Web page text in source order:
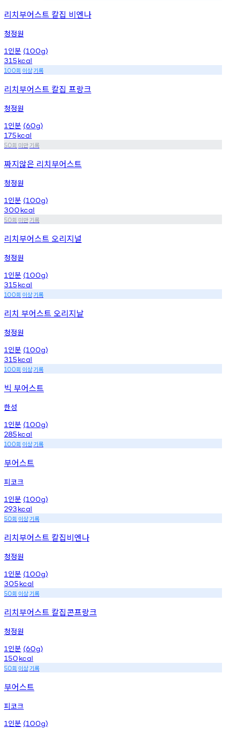
리치부어스트 칼집 비엔나
청정원
1 인분 (100g)
315kcal
100회 이상기록
리치부어스트 칼집 프랑크
청정원
1 인분 (60g)
175kcal
50회 미만기록
짜지않은 리치부어스트
청정원
1 인분 (100g)
300kcal
50회 미만기록
리치부어스트 오리지널
청정원
1 인분 (100g)
315kcal
100회 이상기록
리치 부어스트 오리지날
청정원
1 인분 (100g)
315kcal
100회 이상기록
빅 부어스트
한성
1 인분 (100g)
285kcal
100회 이상기록
부어스트
피코크
1 인분 (100g)
293kcal
50회 이상기록
리치부어스트 칼집비엔나
청정원
1 인분 (100g)
305kcal
50회 이상기록
리치부어스트 칼집콘프랑크
청정원
1 인분 (60g)
150kcal
50회 이상기록
부어스트
피코크
1 인분 (100g)